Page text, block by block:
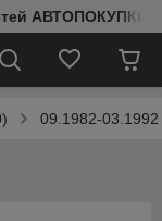
АВТОПОКУПКИ
09.1982-03.1992